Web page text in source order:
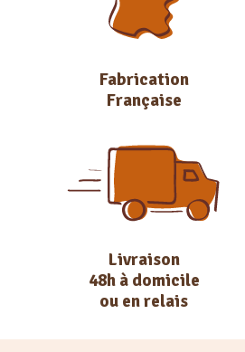
Fabrication
Française
Livraison
48h à domicile
ou en relais